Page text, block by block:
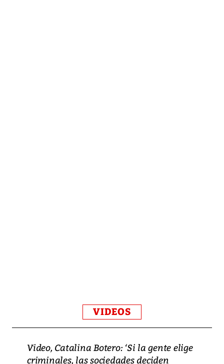
VIDEOS
Video, Catalina Botero: ‘Si la gente elige
criminales, las sociedades deciden